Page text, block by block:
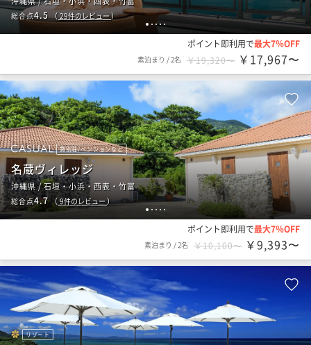
1 2 345
総合点4.5（29件のレビュー）
ポイント即利用で最大7％OFF
素泊まり /2名 ￥19,320〜 ￥17,967〜
1 2 3 4 5
貸別荘/ペンションなど
名蔵ヴィレッジ
沖縄県 / 石垣・小浜・西表・竹富
総合点4.7（ 9件のレビュー）
ポイント即利用で最大7％OFF
素泊まり /2名 ￥10,100〜 ￥9,393〜
リゾート